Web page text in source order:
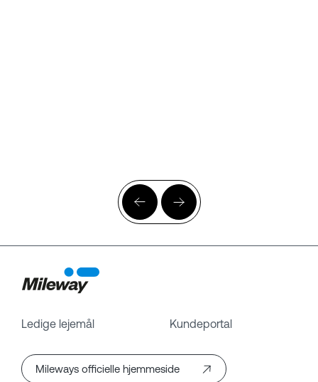
Ledige lejemål Kundeportal
Mileways officielle hjemmeside